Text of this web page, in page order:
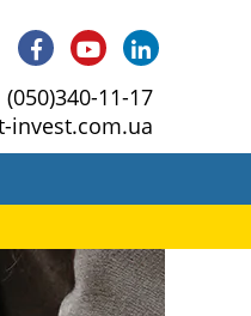
(050)340-11-17
invest.com.ua